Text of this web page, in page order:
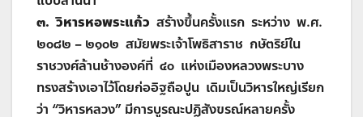
๓. วิหารหอพระแก้ว สร้างขึ้นครั้งแรก ระหว่าง พ.ศ.
๒๐๘๒ – ๒๑๐๒ สมัยพระเจ้าโพธิสาราช กษัตริย์ใน
ราชวงศ์ล้านช้างองค์ที่ ๔๐ แห่งเมืองหลวงพระบาง
ทรงสร้างเอาไว้โดยก่ออิฐถือปูน เดิมเป็นวิหารใหญ่เรียก
ว่า “วิหารหลวง” มีการบูรณะปฏิสังขรณ์หลายครั้ง